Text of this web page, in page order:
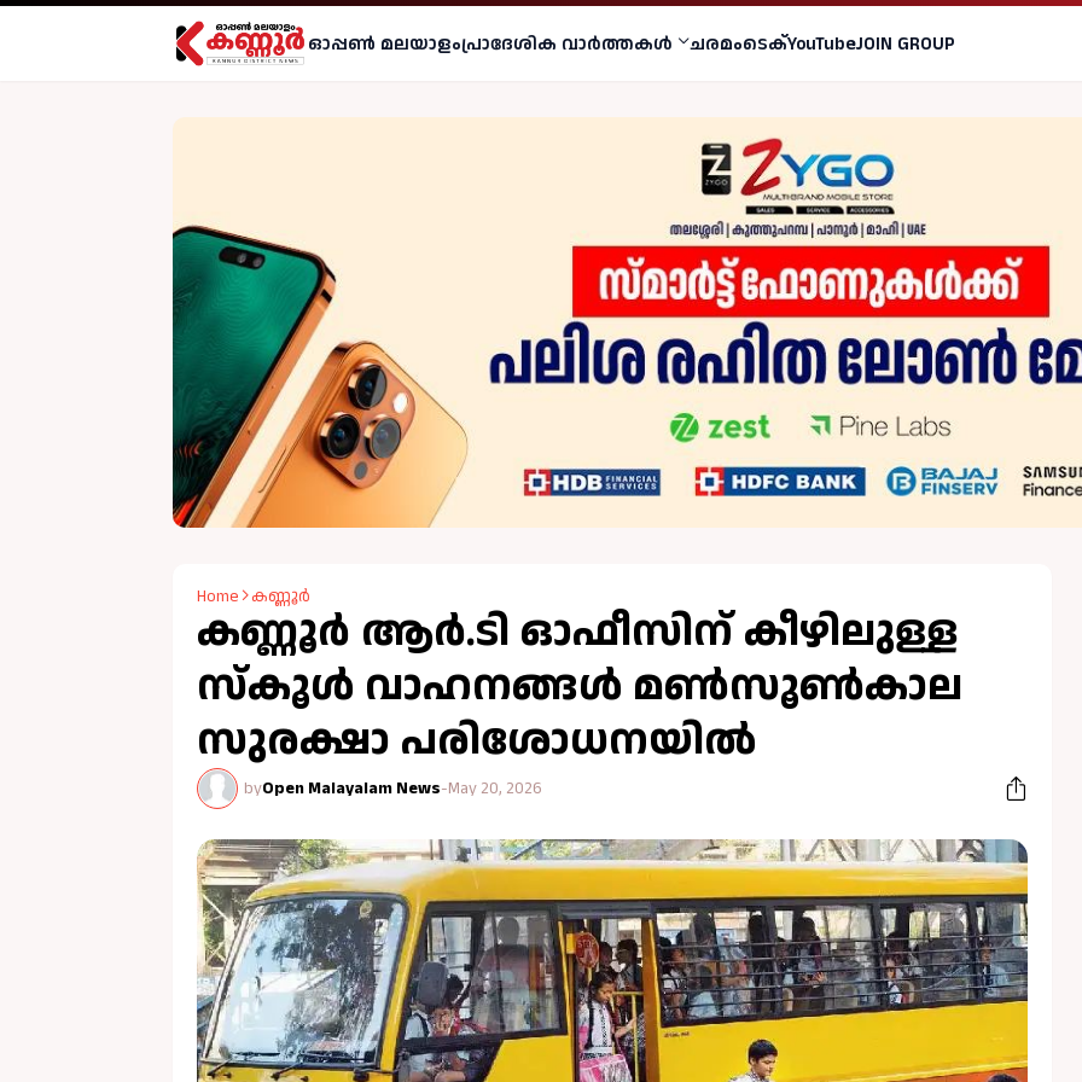
ഓപ്പണ്‍ മലയാളംപ്രാദേശിക വാര്‍ത്തകള്‍ ചരമംടെക്YouTubeJOIN GROUP
Home കണ്ണൂർ
കണ്ണൂര്‍ ആര്‍.ടി ഓഫീസിന് കീഴിലുള്ള
സ്‌കൂള്‍ വാഹനങ്ങൾ മണ്‍സൂണ്‍കാല
സുരക്ഷാ പരിശോധനയിൽ
byOpen Malayalam News-May 20, 2026